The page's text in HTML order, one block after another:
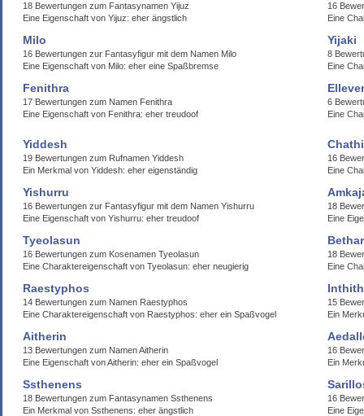
18 Bewertungen zum Fantasynamen Yijuz
Eine Eigenschaft von Yijuz: eher ängstlich
16
Eine
Milo
16 Bewertungen zur Fantasyfigur mit dem Namen Milo
Eine Eigenschaft von Milo: eher eine Spaßbremse
Yijaki
8
Eine
Fenithra
17 Bewertungen zum Namen Fenithra
Eine Eigenschaft von Fenithra: eher treudoof
6
Eine
Yiddesh
19 Bewertungen zum Rufnamen Yiddesh
Ein Merkmal von Yiddesh: eher eigenständig
16
Eine
Yishurru
16 Bewertungen zur Fantasyfigur mit dem Namen Yishurru
Eine Eigenschaft von Yishurru: eher treudoof
18
Eine
Tyeolasun
16 Bewertungen zum Kosenamen Tyeolasun
Eine Charaktereigenschaft von Tyeolasun: eher neugierig
18
Eine
Raestyphos
14 Bewertungen zum Namen Raestyphos
Eine Charaktereigenschaft von Raestyphos: eher ein Spaßvogel
Inthith
15
Ein
Aitherin
13 Bewertungen zum Namen Aitherin
Eine Eigenschaft von Aitherin: eher ein Spaßvogel
16
Ein
Ssthenens
18 Bewertungen zum Fantasynamen Ssthenens
Ein Merkmal von Ssthenens: eher ängstlich
16
Eine